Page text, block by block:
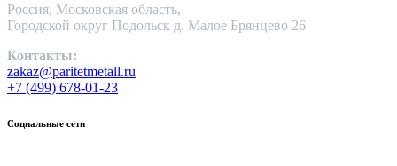
Россия, Московская область,
Городской округ Подольск д. Малое Брянцево 26
Контакты:
zakaz@paritetmetall.ru
+7 (499) 678-01-23
Социальные сети